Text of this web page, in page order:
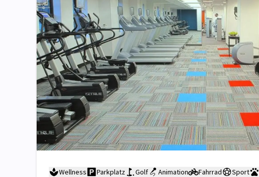
Wellness Parkplatz Golf Animation Fahrrad Sport